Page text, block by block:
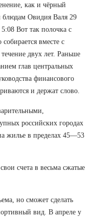
как и чёрный
Овидия Валя 29
Вот так полочка с
вместе с
двух лет. Раньше
глав центральных
финансового
и держат слово.
российских городах
жилье в пределах 45—53
счета в весьма сжатые
но сможет сделать
вид. В апреле у